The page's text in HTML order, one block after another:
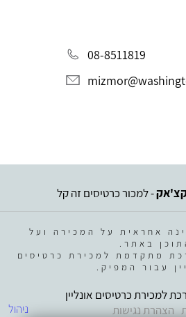
08-8511819
- למכור כרטיסים זה קל
אחראית על המכירה ועל
באתר.
מתקדמת למכירת כרטיסים
עבור המפיק.
ניהול
למכירת כרטיסים אונליין
הצהרת נגישות